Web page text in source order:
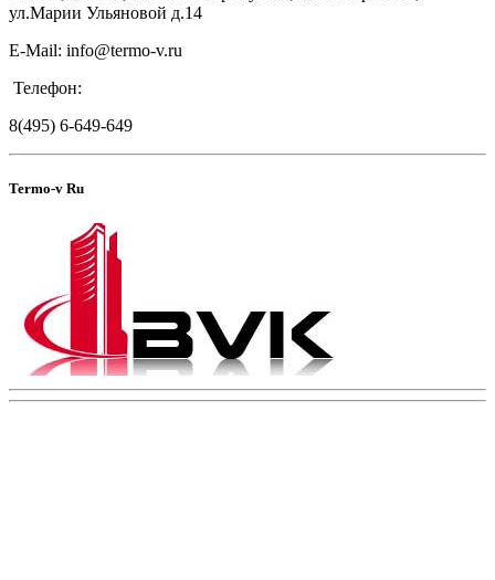
ул.Марии Ульяновой д.14
E-Mail: info@termo-v.ru
Телефон:
8(495) 6-649-649
Termo-v Ru